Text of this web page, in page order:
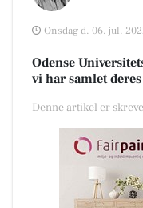
Onsdag d. 06. jul.
Odense
vi har samlet
Denne artikel er